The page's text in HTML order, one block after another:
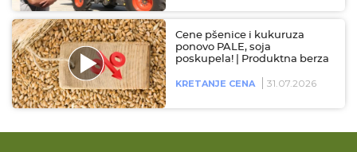
Cene pšenice i kukuruza
ponovo PALE, soja
poskupela! | Produktna berza
KRETANJE CENA 31.07.2026